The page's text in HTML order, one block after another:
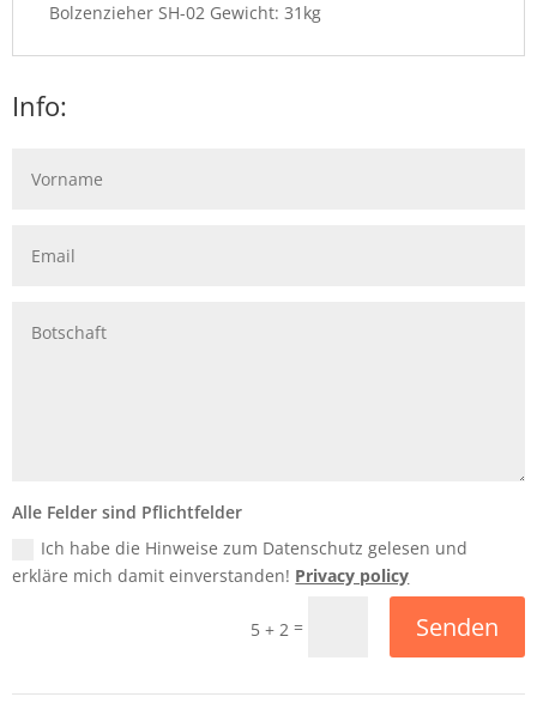
Bolzenzieher SH-02 Gewicht: 31kg
Info:
Alle Felder sind Pflichtfelder
Ich habe die Hinweise zum Datenschutz gelesen und
erkläre mich damit einverstanden! Privacy policy
5 + 2 = Senden